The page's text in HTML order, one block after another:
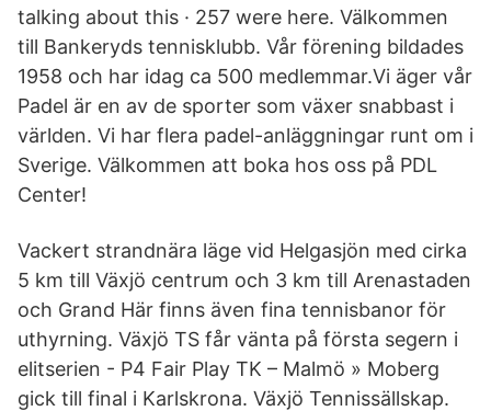
talking about this · 257 were here. Välkommen
till Bankeryds tennisklubb. Vår förening bildades
1958 och har idag ca 500 medlemmar.Vi äger vår
Padel är en av de sporter som växer snabbast i
världen. Vi har flera padel-anläggningar runt om i
Sverige. Välkommen att boka hos oss på PDL
Center!
Vackert strandnära läge vid Helgasjön med cirka
5 km till Växjö centrum och 3 km till Arenastaden
och Grand Här finns även fina tennisbanor för
uthyrning. Växjö TS får vänta på första segern i
elitserien - P4 Fair Play TK – Malmö » Moberg
gick till final i Karlskrona. Växjö Tennissällskap.